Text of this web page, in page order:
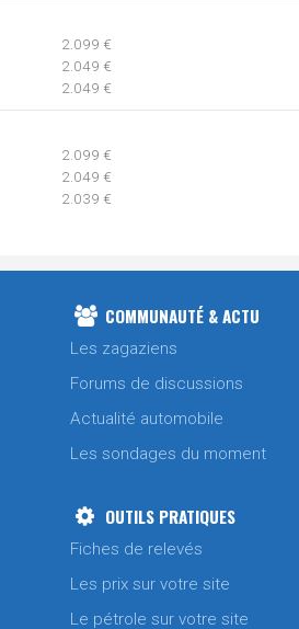
2.099 €
2.049 €
2.049 €
2.099 €
2.049 €
2.039 €
2.099 €
2.010 €
1.953 €
1.950 €
1.900 €
1.999 €
COMMUNAUTÉ & ACTU
Les zagaziens
Forums de discussions
Actualité automobile
Les sondages du moment
OUTILS PRATIQUES
Fiches de relevés
Les prix sur votre site
Le pétrole sur votre site